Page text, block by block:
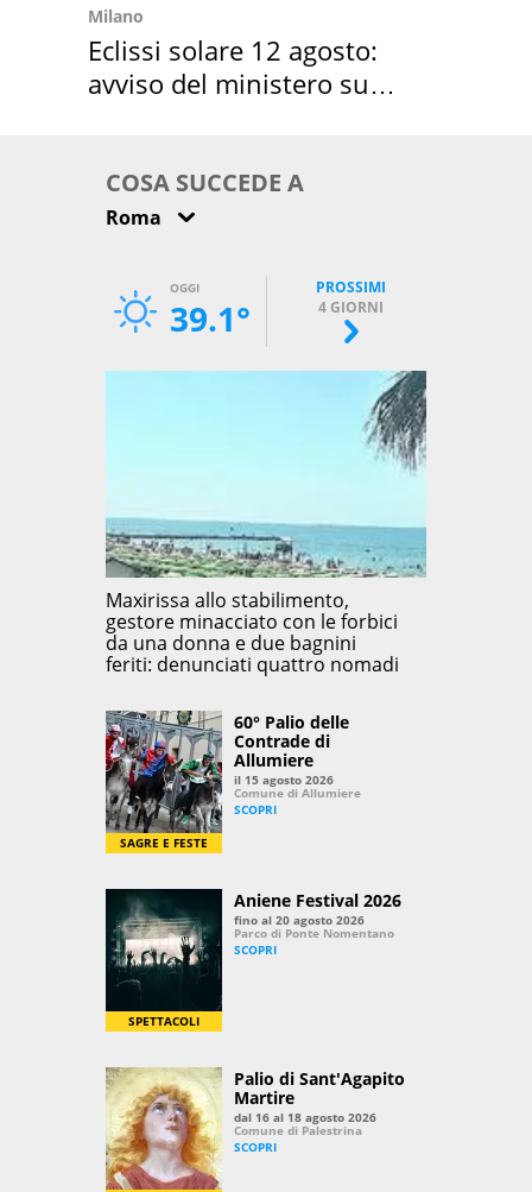
Milano
Eclissi solare 12 agosto:
avviso del ministero su